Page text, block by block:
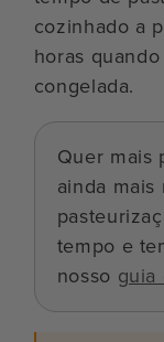
cozinhado a
horas
congelada.
Quer mais
ainda
tempo e
nosso guia